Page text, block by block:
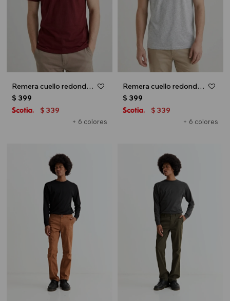
Remera cuello redondo ICONIC 150 - Bordo
+ 6 colores
$ 399
$ 339
Remera cuello redondo ICONIC 150 - Gris
+ 6 colores
$ 399
$ 339